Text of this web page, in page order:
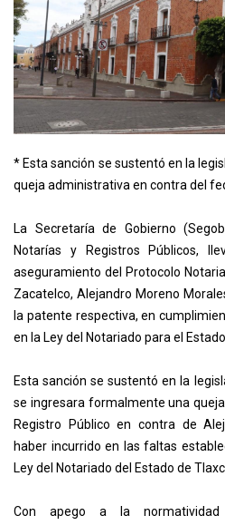
* Esta sanción se sustentó en la
queja administrativa en contra del
La Secretaría de Gobierno
Notarías y Registros Públicos,
aseguramiento del Protocolo
Zacatelco, Alejandro Moreno
la patente respectiva, en
en la Ley del Notariado para el
Esta sanción se sustentó en la
se ingresara formalmente una
Registro Público en contra de
haber incurrido en las faltas
Ley del Notariado del Estado de
Con apego a la